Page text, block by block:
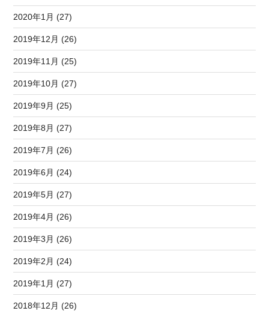
2020年1月 (27)
2019年12月 (26)
2019年11月 (25)
2019年10月 (27)
2019年9月 (25)
2019年8月 (27)
2019年7月 (26)
2019年6月 (24)
2019年5月 (27)
2019年4月 (26)
2019年3月 (26)
2019年2月 (24)
2019年1月 (27)
2018年12月 (26)